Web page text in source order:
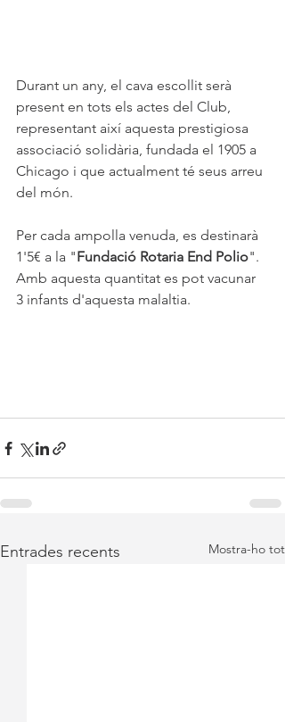
Durant un any, el cava escollit serà
present en tots els actes del Club,
representant així aquesta prestigiosa
associació solidària, fundada el 1905 a
Chicago i que actualment té seus arreu
del món.
Per cada ampolla venuda, es destinarà
1'5€ a la "Fundació Rotaria End Polio".
Amb aquesta quantitat es pot vacunar
3 infants d'aquesta malaltia.
Entrades recents Mostra-ho tot